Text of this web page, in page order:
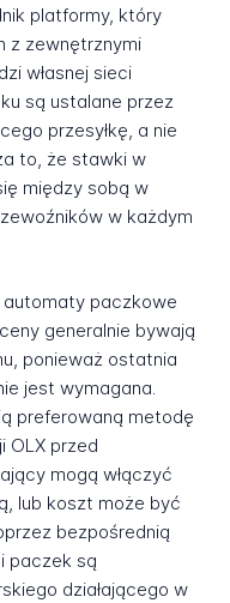
platformy, który
z zewnętrznymi
własnej sieci
są ustalane przez
przesyłkę, a nie
to, że stawki w
między sobą w
w każdym
automaty paczkowe
generalnie bywają
ponieważ ostatnia
jest wymagana.
preferowaną metodę
OLX przed
mogą włączyć
lub koszt może być
bezpośrednią
paczek są
działającego w